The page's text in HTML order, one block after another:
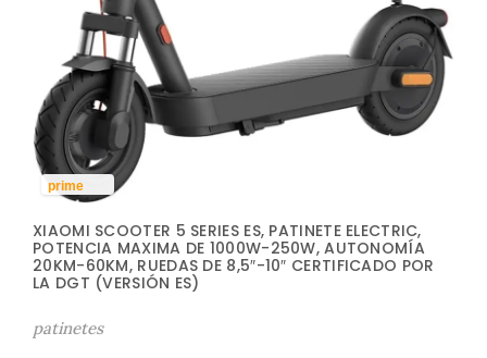
prime
XIAOMI SCOOTER 5 SERIES ES, PATINETE ELECTRIC,
POTENCIA MAXIMA DE 1000W-250W, AUTONOMÍA
20KM-60KM, RUEDAS DE 8,5″-10″ CERTIFICADO POR
LA DGT (VERSIÓN ES)
patinetes